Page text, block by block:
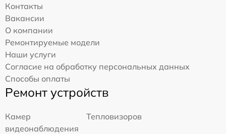
Контакты
Вакансии
О компании
Ремонтируемые модели
Наши услуги
Согласие на обработку персональных данных
Способы оплаты
Ремонт устройств
Камер
видеонаблюдения
Тепловизоров